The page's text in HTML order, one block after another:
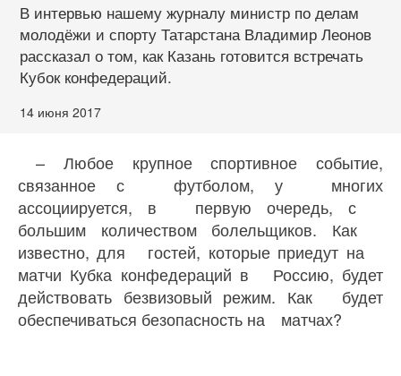
В интервью нашему журналу министр по делам
молодёжи и спорту Татарстана Владимир Леонов
рассказал о том, как Казань готовится встречать
Кубок конфедераций.
14 июня 2017
– Любое крупное спортивное событие,
связанное с футболом, у многих
ассоциируется, в первую очередь, с
большим количеством болельщиков. Как
известно, для гостей, которые приедут на
матчи Кубка конфедераций в Россию, будет
действовать безвизовый режим. Как будет
обеспечиваться безопасность на матчах?